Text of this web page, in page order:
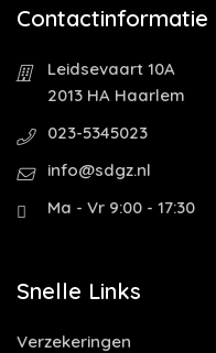
Contactinformatie
Leidsevaart 10A
2013 HA Haarlem
023-5345023
info@sdgz.nl
Ma - Vr 9:00 - 17:30
Snelle Links
Verzekeringen